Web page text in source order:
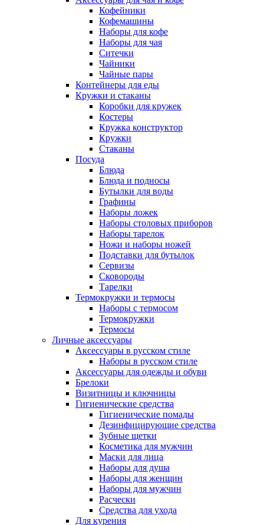
Кофейники
Кофемашины
Наборы для кофе
Наборы для чая
Ситечки
Чайники
Чайные пары
Контейнеры для еды
Кружки и стаканы
Коробки для кружек
Костеры
Кружка конструктор
Кружки
Стаканы
Посуда
Блюда
Блюда и подносы
Бутылки для воды
Графины
Наборы ложек
Наборы столовых приборов
Наборы тарелок
Ножи и наборы ножей
Подставки для бутылок
Сервизы
Сковороды
Тарелки
Термокружки и термосы
Наборы с термосом
Термокружки
Термосы
Личные аксессуары
Аксессуары в русском стиле
Наборы в русском стиле
Аксессуары для одежды и обуви
Брелоки
Визитницы и ключницы
Гигиенические средства
Гигиенические помады
Дезинфицирующие средства
Зубные щетки
Косметика для мужчин
Маски для лица
Наборы для душа
Наборы для женщин
Наборы для мужчин
Расчески
Средства для ухода
Для курения